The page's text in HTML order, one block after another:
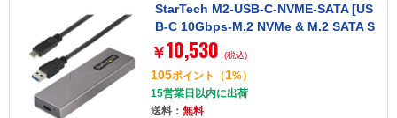
StarTech M2-USB-C-NVME-SATA [US
B-C 10Gbps-M.2 NVMe & M.2 SATA S
SD 外付けケース (USB Type-C & A ホ
ストケーブル付属/PCIe & SATA NGFF
SSDアルミケース/ツールレスSSDエン
クロージャ)]
￥10,530 (税込)
105ポイント （1%）
15営業日以内に出荷
送料： 無料